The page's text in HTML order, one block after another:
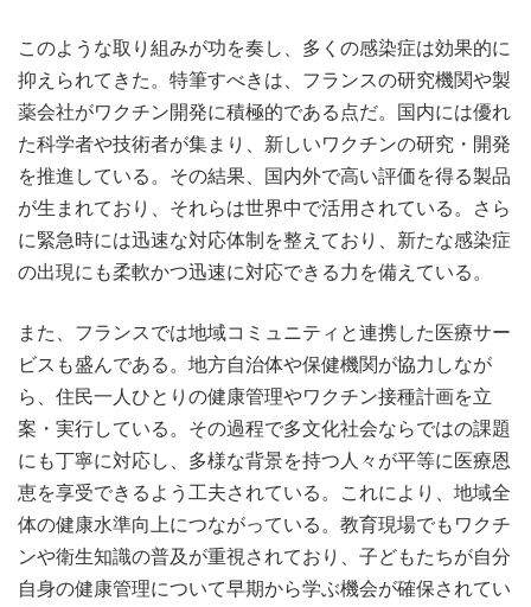
このような取り組みが功を奏し、多くの感染症は効果的に
抑えられてきた。特筆すべきは、フランスの研究機関や製
薬会社がワクチン開発に積極的である点だ。国内には優れ
た科学者や技術者が集まり、新しいワクチンの研究・開発
を推進している。その結果、国内外で高い評価を得る製品
が生まれており、それらは世界中で活用されている。さら
に緊急時には迅速な対応体制を整えており、新たな感染症
の出現にも柔軟かつ迅速に対応できる力を備えている。
また、フランスでは地域コミュニティと連携した医療サー
ビスも盛んである。地方自治体や保健機関が協力しなが
ら、住民一人ひとりの健康管理やワクチン接種計画を立
案・実行している。その過程で多文化社会ならではの課題
にも丁寧に対応し、多様な背景を持つ人々が平等に医療恩
恵を享受できるよう工夫されている。これにより、地域全
体の健康水準向上につながっている。教育現場でもワクチ
ンや衛生知識の普及が重視されており、子どもたちが自分
自身の健康管理について早期から学ぶ機会が確保されてい